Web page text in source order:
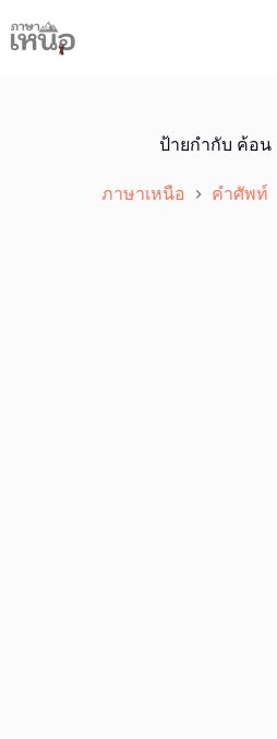
to
content
ป้ายกำกับ ค้อน
ภาษาเหนือ คำศัพท์